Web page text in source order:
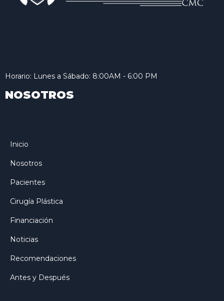
Horario: Lunes a Sábado: 8:00AM - 6:00 PM
NOSOTROS
Inicio
Nosotros
Pacientes
Cirugía Plástica
Financiación
Noticias
Recomendaciones
Antes y Después